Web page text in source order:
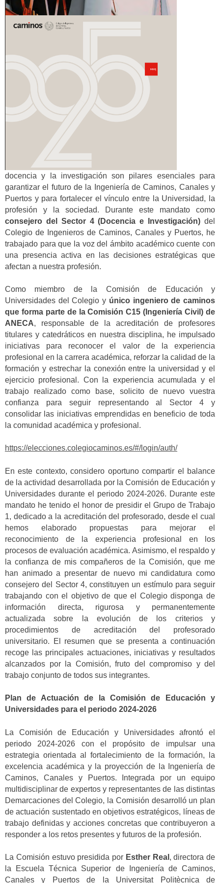
docencia y la investigación son pilares esenciales para
garantizar el futuro de la Ingeniería de Caminos, Canales y
Puertos y para fortalecer el vínculo entre la Universidad, la
profesión y la sociedad. Durante este mandato como
consejero del Sector 4 (Docencia e Investigación) del
Colegio de Ingenieros de Caminos, Canales y Puertos, he
trabajado para que la voz del ámbito académico cuente con
una presencia activa en las decisiones estratégicas que
afectan a nuestra profesión.
Como miembro de la Comisión de Educación y
Universidades del Colegio y único ingeniero de caminos
que forma parte de la Comisión C15 (Ingeniería Civil) de
ANECA, responsable de la acreditación de profesores
titulares y catedráticos en nuestra disciplina, he impulsado
iniciativas para reconocer el valor de la experiencia
profesional en la carrera académica, reforzar la calidad de la
formación y estrechar la conexión entre la universidad y el
ejercicio profesional. Con la experiencia acumulada y el
trabajo realizado como base, solicito de nuevo vuestra
confianza para seguir representando al Sector 4 y
consolidar las iniciativas emprendidas en beneficio de toda
la comunidad académica y profesional.
https://elecciones.colegiocaminos.es/#/login/auth/
En este contexto, considero oportuno compartir el balance
de la actividad desarrollada por la Comisión de Educación y
Universidades durante el periodo 2024-2026. Durante este
mandato he tenido el honor de presidir el Grupo de Trabajo
1, dedicado a la acreditación del profesorado, desde el cual
hemos elaborado propuestas para mejorar el
reconocimiento de la experiencia profesional en los
procesos de evaluación académica. Asimismo, el respaldo y
la confianza de mis compañeros de la Comisión, que me
han animado a presentar de nuevo mi candidatura como
consejero del Sector 4, constituyen un estímulo para seguir
trabajando con el objetivo de que el Colegio disponga de
información directa, rigurosa y permanentemente
actualizada sobre la evolución de los criterios y
procedimientos de acreditación del profesorado
universitario. El resumen que se presenta a continuación
recoge las principales actuaciones, iniciativas y resultados
alcanzados por la Comisión, fruto del compromiso y del
trabajo conjunto de todos sus integrantes.
Plan de Actuación de la Comisión de Educación y
Universidades para el periodo 2024-2026
La Comisión de Educación y Universidades afrontó el
periodo 2024-2026 con el propósito de impulsar una
estrategia orientada al fortalecimiento de la formación, la
excelencia académica y la proyección de la Ingeniería de
Caminos, Canales y Puertos. Integrada por un equipo
multidisciplinar de expertos y representantes de las distintas
Demarcaciones del Colegio, la Comisión desarrolló un plan
de actuación sustentado en objetivos estratégicos, líneas de
trabajo definidas y acciones concretas que contribuyeron a
responder a los retos presentes y futuros de la profesión.
La Comisión estuvo presidida por Esther Real , directora de
la Escuela Técnica Superior de Ingeniería de Caminos,
Canales y Puertos de la Universitat Politècnica de